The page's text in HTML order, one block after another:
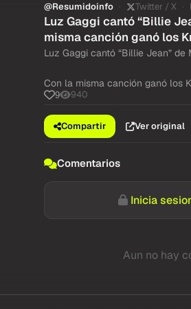
@Resumidoinfo Twitter / X
Luz Gaggi cantó “Billie
misma canción ganó los
Luz Gaggi cantó “Billie Jean”
Con la misma canción ganó los
9 940
Compartir Ver original
Comentarios
Inicia
Aun no hay